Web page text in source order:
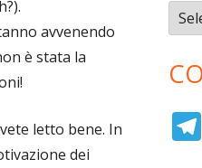
avvenendo
è stata la
letto bene. In
dei